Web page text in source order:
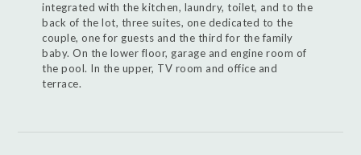
integrated with the kitchen, laundry, toilet, and to the
back of the lot, three suites, one dedicated to the
couple, one for guests and the third for the family
baby. On the lower floor, garage and engine room of
the pool. In the upper, TV room and office and
terrace.